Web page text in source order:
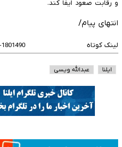
و رقابت صعود ایفا کند.
انتهای پیام/
لینک کوتاه
ایلنا عبدالله ویسی